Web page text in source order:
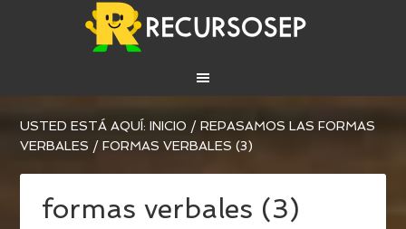
USTED ESTÁ AQUÍ:INICIO / REPASAMOS LAS FORMAS
VERBALES / FORMAS VERBALES (3)
formas verbales (3)